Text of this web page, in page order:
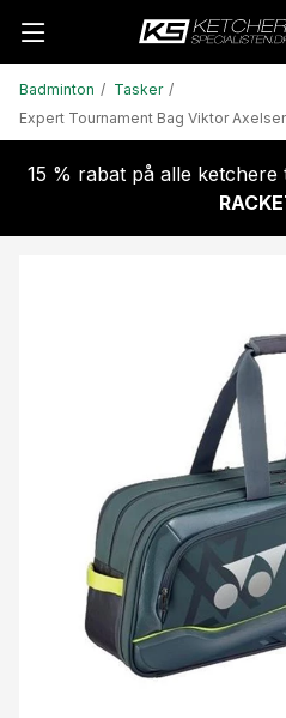
Badminton
Tasker
Expert Tournament Bag Viktor
15 % rabat på alle